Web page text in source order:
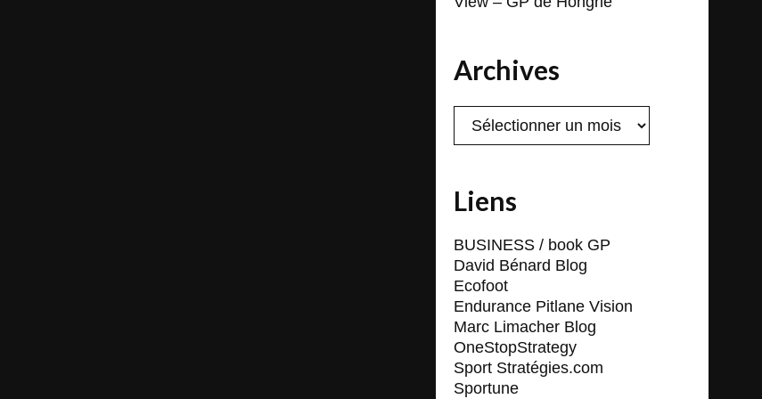
Archives
Archives
Liens
BUSINESS / book GP
David Bénard Blog
Ecofoot
Endurance Pitlane Vision
Marc Limacher Blog
OneStopStrategy
Sport Stratégies.com
Sportune